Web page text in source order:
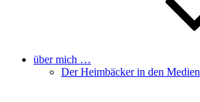
über mich …
Der Heimbäcker in den Medien